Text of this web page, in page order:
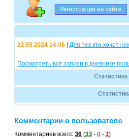
22.05.2024 14:06 Для тех кто хочет
Посмотреть все записи в дневнике
Комментарии о пользователе
Комментариев всего: 36 (33 - 0 - 3)